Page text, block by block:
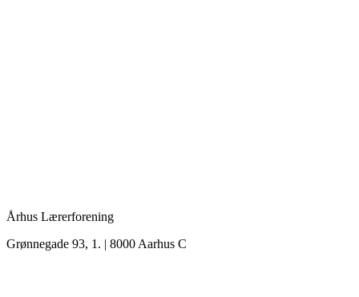
Århus Lærerforening
Grønnegade 93, 1. | 8000 Aarhus C